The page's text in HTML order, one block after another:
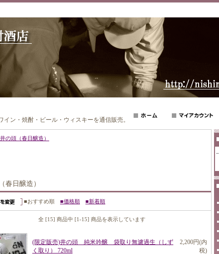
ン・焼酎・ビール・ウィスキーを通信販売。
井の頭（春日醸造）
春日醸造）
■おすすめ順 ■価格順 ■新着順
全 [15] 商品中 [1-15] 商品を表示しています
(限定販売)井の頭 純米吟醸 袋取り無濾過生（しず
く取り） 720ml
2,200円(内
税)